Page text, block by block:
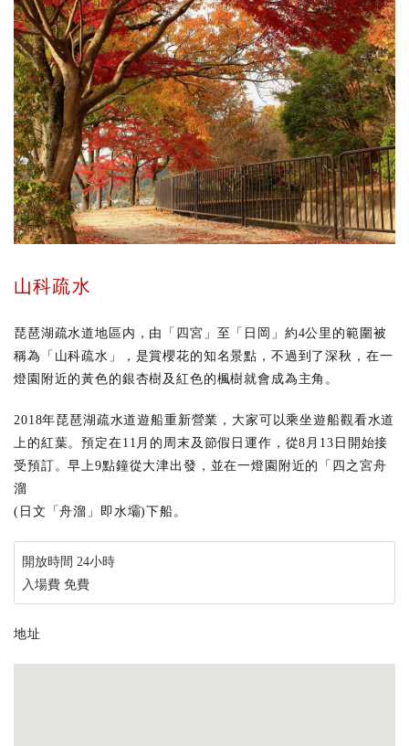
山科疏水
琵琶湖疏水道地區内，由「四宮」至「日岡」約4公里的範圍被
稱為「山科疏水」，是賞櫻花的知名景點，不過到了深秋，在一
燈園附近的黃色的銀杏樹及紅色的楓樹就會成為主角。
2018年琵琶湖疏水道遊船重新營業，大家可以乘坐遊船觀看水道
上的紅葉。預定在11月的周末及節假日運作，從8月13日開始接
受預訂。早上9點鐘從大津出發，並在一燈園附近的「四之宮舟
溜
(日文「舟溜」即水壩)下船。
開放時間 24小時
入場費 免費
地址